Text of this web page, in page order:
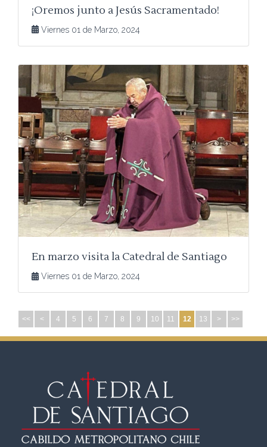
¡Oremos junto a Jesús Sacramentado!
Viernes 01 de Marzo, 2024
En marzo visita la Catedral de Santiago
Viernes 01 de Marzo, 2024
<< < 4 5 6 7 8 9 10 11 12 13 > >>